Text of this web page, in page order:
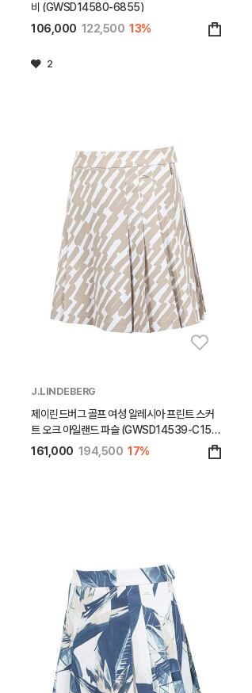
비 (GWSD14580-6855)
106,000 122,500 13%
2
J.LINDEBERG
제이린드버그 골프 여성 알레시아 프린트 스커
트 오크 아일랜드 파슬 (GWSD14539-C15
0)
161,000 194,500 17%